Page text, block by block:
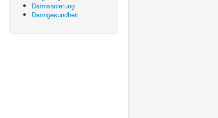
Darmsanierung
Darmgesundheit